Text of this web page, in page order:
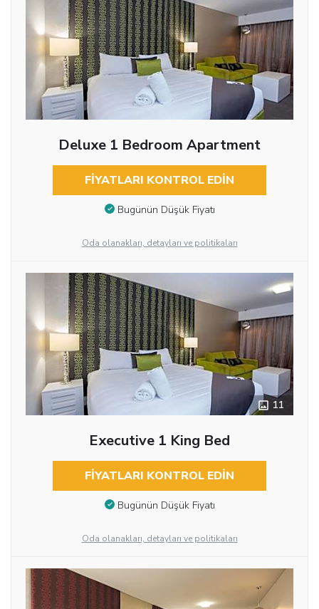
Deluxe 1 Bedroom Apartment
FIYATLARI KONTROL EDIN
Bugünün Düşük Fiyatı
Oda olanakları, detayları ve politikaları
11
Executive 1 King Bed
FIYATLARI KONTROL EDIN
Bugünün Düşük Fiyatı
Oda olanakları, detayları ve politikaları